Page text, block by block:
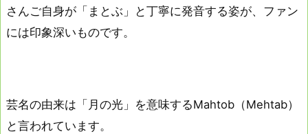
さんご自身が「まとぶ」と丁寧に発音する姿が、ファン
には印象深いものです。
芸名の由来は「月の光」を意味するMahtob（Mehtab）
と言われています。